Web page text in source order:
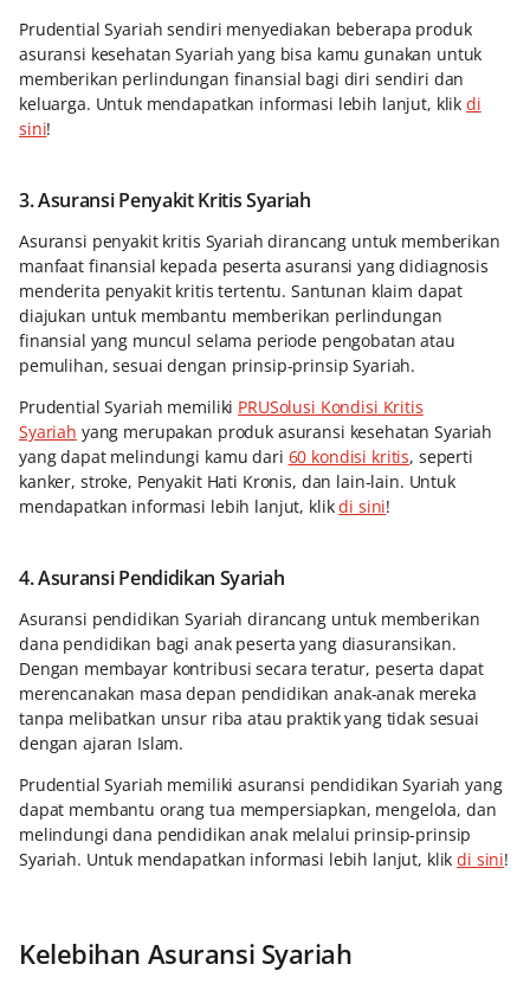
Prudential Syariah sendiri menyediakan beberapa produk
asuransi kesehatan Syariah yang bisa kamu gunakan untuk
memberikan perlindungan finansial bagi diri sendiri dan
keluarga. Untuk mendapatkan informasi lebih lanjut, klikdi
sini!
3. Asuransi Penyakit Kritis Syariah
Asuransi penyakit kritis Syariah dirancang untuk memberikan
manfaat finansial kepada peserta asuransi yang didiagnosis
menderita penyakit kritis tertentu. Santunan klaim dapat
diajukan untuk membantu memberikan perlindungan
finansial yang muncul selama periode pengobatan atau
pemulihan, sesuai dengan prinsip-prinsip Syariah.
Prudential Syariah memiliki PRUSolusi Kondisi Kritis
Syariah yang merupakan produk asuransi kesehatan Syariah
yang dapat melindungi kamu dari 60 kondisi kritis, seperti
kanker, stroke, Penyakit Hati Kronis, dan lain-lain. Untuk
mendapatkan informasi lebih lanjut, klikdi sini!
4. Asuransi Pendidikan Syariah
Asuransi pendidikan Syariah dirancang untuk memberikan
dana pendidikan bagi anak peserta yang diasuransikan.
Dengan membayar kontribusi secara teratur, peserta dapat
merencanakan masa depan pendidikan anak-anak mereka
tanpa melibatkan unsur riba atau praktik yang tidak sesuai
dengan ajaran Islam.
Prudential Syariah memiliki asuransi pendidikan Syariah yang
dapat membantu orang tua mempersiapkan, mengelola, dan
melindungi dana pendidikan anak melalui prinsip-prinsip
Syariah. Untuk mendapatkan informasi lebih lanjut, klikdi sini!
Kelebihan Asuransi Syariah